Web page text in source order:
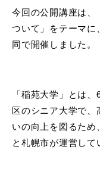
今回の公開講座は、
ついて」をテーマ
同で開催しました。
「稲苑大学」とは
区のシニア大学で
いの向上を図るため
と札幌市が運営して